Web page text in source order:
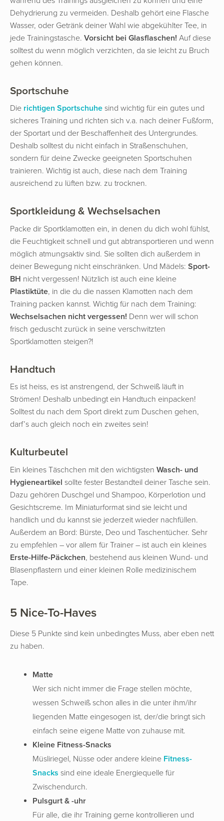
Dehydrierung zu vermeiden. Deshalb gehört eine Flasche
Wasser, oder Getränk deiner Wahl wie abgekühlter Tee, in
jede Trainingstasche. Vorsicht bei Glasflaschen! Auf diese
solltest du wenn möglich verzichten, da sie leicht zu Bruch
gehen können.
Sportschuhe
Die richtigen Sportschuhe sind wichtig für ein gutes und
sicheres Training und richten sich v.a. nach deiner Fußform,
der Sportart und der Beschaffenheit des Untergrundes.
Deshalb solltest du nicht einfach in Straßenschuhen,
sondern für deine Zwecke geeigneten Sportschuhen
trainieren. Wichtig ist auch, diese nach dem Training
ausreichend zu lüften bzw. zu trocknen.
Sportkleidung & Wechselsachen
Packe dir Sportklamotten ein, in denen du dich wohl fühlst,
die Feuchtigkeit schnell und gut abtransportieren und wenn
möglich atmungsaktiv sind. Sie sollten dich außerdem in
deiner Bewegung nicht einschränken. Und Mädels: Sport-
BH nicht vergessen! Nützlich ist auch eine kleine
Plastiktüte, in die du die nassen Klamotten nach dem
Training packen kannst. Wichtig für nach dem Training:
Wechselsachen nicht vergessen! Denn wer will schon
frisch geduscht zurück in seine verschwitzten
Sportklamotten steigen?!
Handtuch
Es ist heiss, es ist anstrengend, der Schweiß läuft in
Strömen! Deshalb unbedingt ein Handtuch einpacken!
Solltest du nach dem Sport direkt zum Duschen gehen,
darf’s auch gleich noch ein zweites sein!
Kulturbeutel
Ein kleines Täschchen mit den wichtigsten Wasch- und
Hygieneartikel sollte fester Bestandteil deiner Tasche sein.
Dazu gehören Duschgel und Shampoo, Körperlotion und
Gesichtscreme. Im Miniaturformat sind sie leicht und
handlich und du kannst sie jederzeit wieder nachfüllen.
Außerdem an Bord: Bürste, Deo und Taschentücher. Sehr
zu empfehlen – vor allem für Trainer – ist auch ein kleines
Erste-Hilfe-Päckchen, bestehend aus kleinen Wund- und
Blasenpflastern und einer kleinen Rolle medizinischem
Tape.
5 Nice-To-Haves
Diese 5 Punkte sind kein unbedingtes Muss, aber eben nett
zu haben.
Matte
Wer sich nicht immer die Frage stellen möchte,
wessen Schweiß schon alles in die unter ihm/ihr
liegenden Matte eingesogen ist, der/die bringt sich
einfach seine eigene Matte von zuhause mit.
Kleine Fitness-Snacks
Müsliriegel, Nüsse oder andere kleine Fitness-
Snacks sind eine ideale Energiequelle für
Zwischendurch.
Pulsgurt & -uhr
Für alle, die ihr Training gerne kontrollieren und